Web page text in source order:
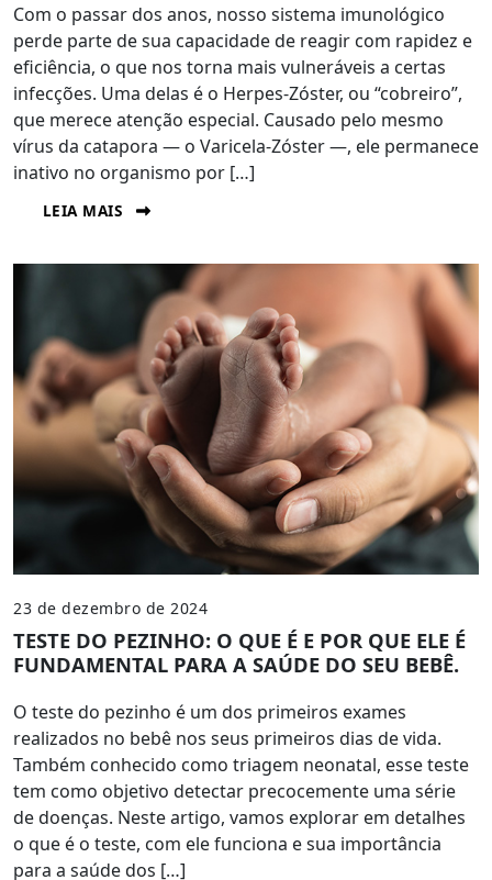
Com o passar dos anos, nosso sistema imunológico
perde parte de sua capacidade de reagir com rapidez e
eficiência, o que nos torna mais vulneráveis ​​a certas
infecções. Uma delas é o Herpes-Zóster, ou “cobreiro”,
que merece atenção especial. Causado pelo mesmo
vírus da catapora — o Varicela-Zóster —, ele permanece
inativo no organismo por […]
LEIA MAIS
23 de dezembro de 2024
TESTE DO PEZINHO: O QUE É E POR QUE ELE É
FUNDAMENTAL PARA A SAÚDE DO SEU BEBÊ.
O teste do pezinho é um dos primeiros exames
realizados no bebê nos seus primeiros dias de vida.
Também conhecido como triagem neonatal, esse teste
tem como objetivo detectar precocemente uma série
de doenças. Neste artigo, vamos explorar em detalhes
o que é o teste, com ele funciona e sua importância
para a saúde dos […]